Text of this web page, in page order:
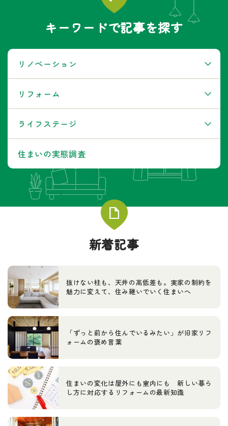
キーワードで記事を探す
リノベーション
リフォーム
ライフステージ
住まいの実態調査
新着記事
抜けない柱も、天井の高低差も。実家の制約を
魅力に変えて、住み継いでいく住まいへ
「ずっと前から住んでいるみたい」が旧家リフ
ォームの褒め言葉
住まいの変化は屋外にも室内にも 新しい暮ら
し方に対応するリフォームの最新知識